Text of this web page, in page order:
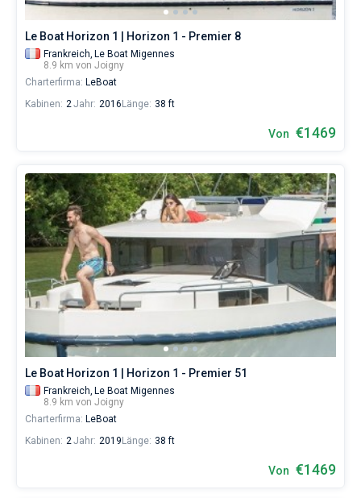
Le Boat Horizon 1 | Horizon 1 - Premier 8
Frankreich, Le Boat Migennes
8.9 km von Joigny
Charterfirma: LeBoat
Kabinen: 2Jahr: 2016 Länge: 38 ft
Von €1469
Le Boat Horizon 1 | Horizon 1 - Premier 51
Frankreich, Le Boat Migennes
8.9 km von Joigny
Charterfirma: LeBoat
Kabinen: 2Jahr: 2019 Länge: 38 ft
Von €1469